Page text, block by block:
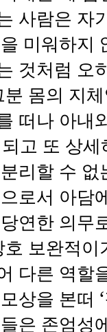
사람은 자
미워하지
것처럼 오
분 몸의 지
떠나 아내
되고 또 상세
분리할 수 없
로서 아담
당연한 의무
호 보완적이
다른 역할
모상을 본떠
은 존엄성